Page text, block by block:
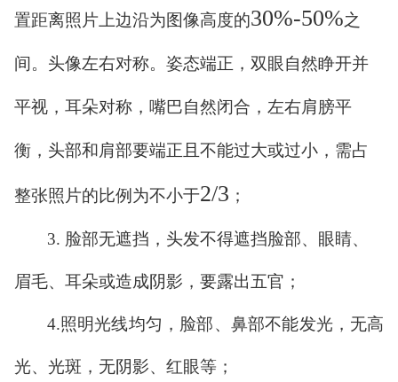
置距离照片上边沿为图像高度的30%-50%之
间。头像左右对称。姿态端正，双眼自然睁开并
平视，耳朵对称，嘴巴自然闭合，左右肩膀平
衡，头部和肩部要端正且不能过大或过小，需占
整张照片的比例为不小于2/3 ；
3. 脸部无遮挡， 头发不得遮挡脸部、眼睛、
眉毛、耳朵或造成阴影，要露出五官；
4.照明光线均匀，脸部、鼻部不能发光，无高
光、光斑，无阴影、红眼等；